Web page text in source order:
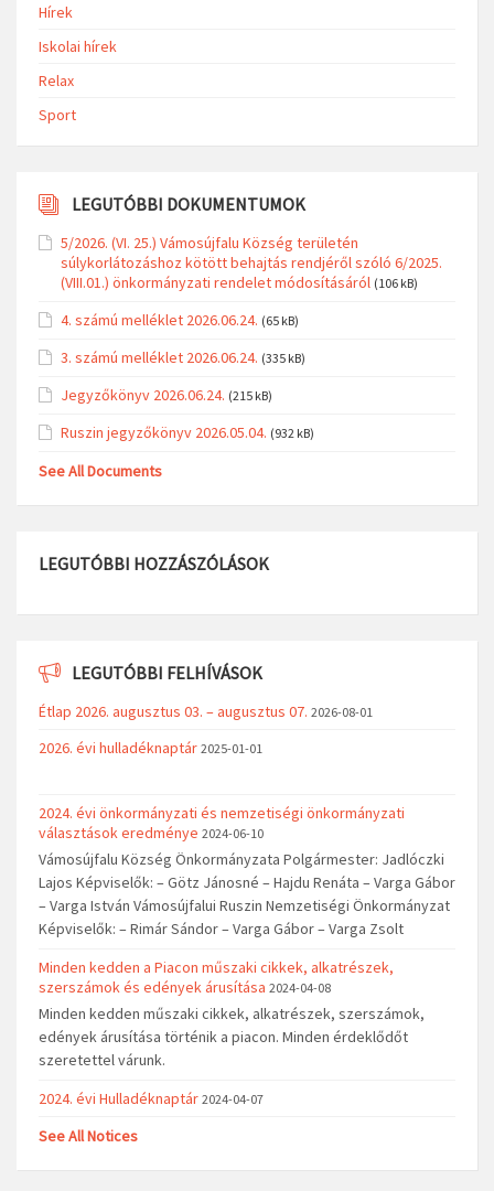
Hírek
Iskolai hírek
Relax
Sport
LEGUTÓBBI DOKUMENTUMOK
5/2026. (VI. 25.) Vámosújfalu Község területén
súlykorlátozáshoz kötött behajtás rendjéről szóló 6/2025.
(VIII.01.) önkormányzati rendelet módosításáról (106 kB)
4. számú melléklet 2026.06.24. (65 kB)
3. számú melléklet 2026.06.24. (335 kB)
Jegyzőkönyv 2026.06.24. (215 kB)
Ruszin jegyzőkönyv 2026.05.04. (932 kB)
See All Documents
LEGUTÓBBI HOZZÁSZÓLÁSOK
LEGUTÓBBI FELHÍVÁSOK
Étlap 2026. augusztus 03. – augusztus 07. 2026-08-01
2026. évi hulladéknaptár 2025-01-01
2024. évi önkormányzati és nemzetiségi önkormányzati
választások eredménye 2024-06-10
Vámosújfalu Község Önkormányzata Polgármester: Jadlóczki
Lajos Képviselők: – Götz Jánosné – Hajdu Renáta – Varga Gábor
– Varga István Vámosújfalui Ruszin Nemzetiségi Önkormányzat
Képviselők: – Rimár Sándor – Varga Gábor – Varga Zsolt
Minden kedden a Piacon műszaki cikkek, alkatrészek,
szerszámok és edények árusítása 2024-04-08
Minden kedden műszaki cikkek, alkatrészek, szerszámok,
edények árusítása történik a piacon. Minden érdeklődőt
szeretettel várunk.
2024. évi Hulladéknaptár 2024-04-07
See All Notices